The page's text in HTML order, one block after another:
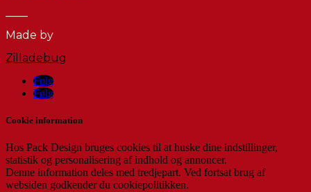
Made by
Zilladebug
Følg
Følg
Cookie information
Hos Pack Design bruges cookies til at huske dine indstillinger,
statistik og personalisering af indhold og annoncer.
Denne information deles med tredjepart. Ved fortsat brug af
websiden godkender du cookiepolitikken.